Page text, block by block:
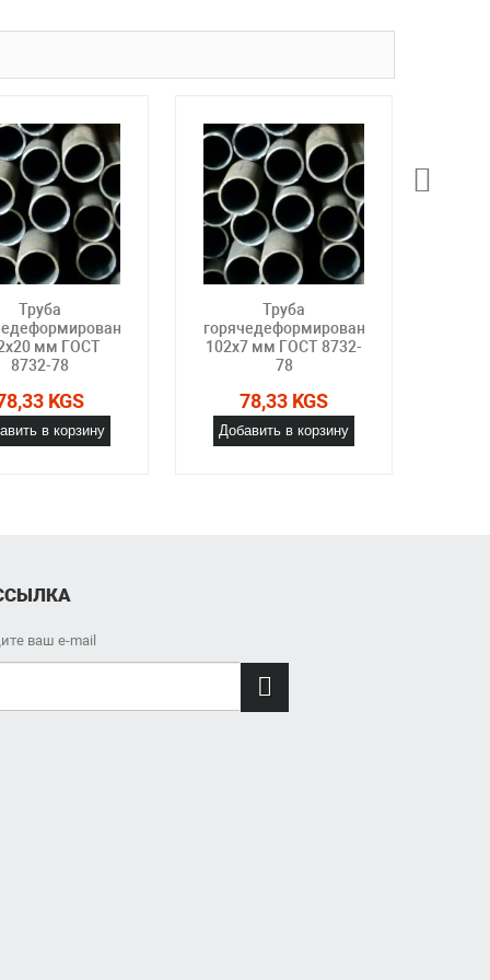
Труба
мм ГОСТ
8732-78
KGS
в корзину
Труба
горячедеформированная
102х7 мм ГОСТ 8732-
78
78,33 KGS
Добавить в корзину
ваш e-mail
